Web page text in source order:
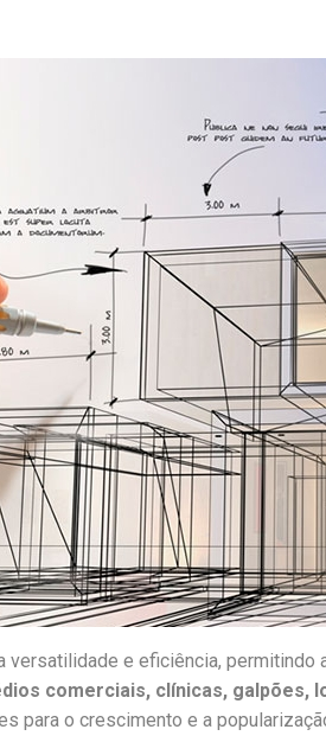
versatilidade e eficiência, permitindo
comerciais, clínicas, galpões,
para o crescimento e a